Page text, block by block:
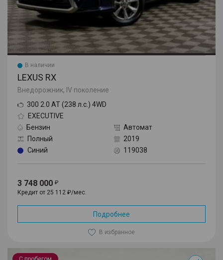
В наличии
LEXUS RX
Внедорожник, IV поколение
300 2.0 AT (238 л.с.) 4WD
EXECUTIVE
Бензин
Автомат
Полный
2019
Синий
119038
3 748 000
Кредит от 25 112 ₽/мес.
Подробнее
В избранное
X3